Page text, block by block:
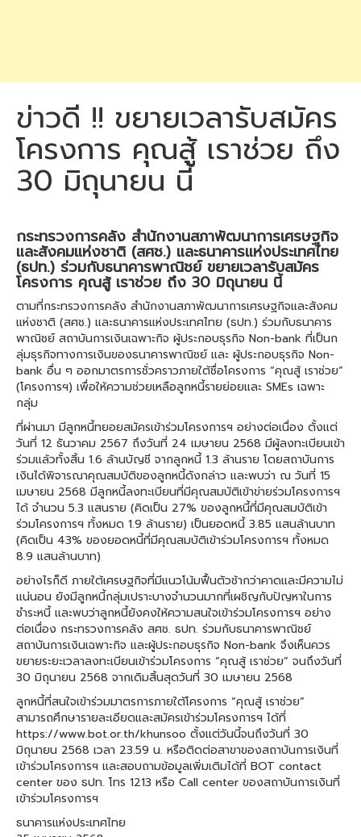
ข่าวดี !! ขยายเวลารับสมัคร
โครงการ คุณสู้ เราช่วย ถึง
30 มิถุนายน นี้
กระทรวงการคลัง สำนักงานสภาพัฒนาการเศรษฐกิจ
และสังคมแห่งชาติ (สศช.) และธนาคารแห่งประเทศไทย
(ธปท.) ร่วมกับธนาคารพาณิชย์ ขยายเวลารับสมัคร
โครงการ คุณสู้ เราช่วย ถึง 30 มิถุนายน นี้
ตามที่กระทรวงการคลัง สำนักงานสภาพัฒนาการเศรษฐกิจและสังคม
แห่งชาติ (สศช.) และธนาคารแห่งประเทศไทย (ธปท.) ร่วมกับธนาคาร
พาณิชย์ สถาบันการเงินเฉพาะกิจ ผู้ประกอบธุรกิจ Non-bank ที่เป็นก
ลุ่มธุรกิจทางการเงินของธนาคารพาณิชย์ และ ผู้ประกอบธุรกิจ Non-
bank อื่น ๆ ออกมาตรการชั่วคราวภายใต้ชื่อโครงการ “คุณสู้ เราช่วย”
(โครงการฯ) เพื่อให้ความช่วยเหลือลูกหนี้รายย่อยและ SMEs เฉพาะ
กลุ่ม
ที่ผ่านมา มีลูกหนี้ทยอยสมัครเข้าร่วมโครงการฯ อย่างต่อเนื่อง ตั้งแต่
วันที่ 12 ธันวาคม 2567 ถึงวันที่ 24 เมษายน 2568 มีผู้ลงทะเบียนเข้า
ร่วมแล้วทั้งสิ้น 1.6 ล้านบัญชี จากลูกหนี้ 1.3 ล้านราย โดยสถาบันการ
เงินได้พิจารณาคุณสมบัติของลูกหนี้ดังกล่าว และพบว่า ณ วันที่ 15
เมษายน 2568 มีลูกหนี้ลงทะเบียนที่มีคุณสมบัติเข้าข่ายร่วมโครงการฯ
ได้ จำนวน 5.3 แสนราย (คิดเป็น 27% ของลูกหนี้ที่มีคุณสมบัติเข้า
ร่วมโครงการฯ ทั้งหมด 1.9 ล้านราย) เป็นยอดหนี้ 3.85 แสนล้านบาท
(คิดเป็น 43% ของยอดหนี้ที่มีคุณสมบัติเข้าร่วมโครงการฯ ทั้งหมด
8.9 แสนล้านบาท)
อย่างไรก็ดี ภายใต้เศรษฐกิจที่มีแนวโน้มฟื้นตัวช้ากว่าคาดและมีความไม่
แน่นอน ยังมีลูกหนี้กลุ่มเปราะบางจำนวนมากที่เผชิญกับปัญหาในการ
ชำระหนี้ และพบว่าลูกหนี้ยังคงให้ความสนใจเข้าร่วมโครงการฯ อย่าง
ต่อเนื่อง กระทรวงการคลัง สศช. ธปท. ร่วมกับธนาคารพาณิชย์
สถาบันการเงินเฉพาะกิจ และผู้ประกอบธุรกิจ Non-bank จึงเห็นควร
ขยายระยะเวลาลงทะเบียนเข้าร่วมโครงการ “คุณสู้ เราช่วย” จนถึงวันที่
30 มิถุนายน 2568 จากเดิมสิ้นสุดวันที่ 30 เมษายน 2568
ลูกหนี้ที่สนใจเข้าร่วมมาตรการภายใต้โครงการ “คุณสู้ เราช่วย”
สามารถศึกษารายละเอียดและสมัครเข้าร่วมโครงการฯ ได้ที่
https://www.bot.or.th/khunsoo ตั้งแต่วันนี้จนถึงวันที่ 30
มิถุนายน 2568 เวลา 23.59 น. หรือติดต่อสาขาของสถาบันการเงินที่
เข้าร่วมโครงการฯ และสอบถามข้อมูลเพิ่มเติมได้ที่ BOT contact
center ของ ธปท. โทร 1213 หรือ Call center ของสถาบันการเงินที่
เข้าร่วมโครงการฯ
ธนาคารแห่งประเทศไทย